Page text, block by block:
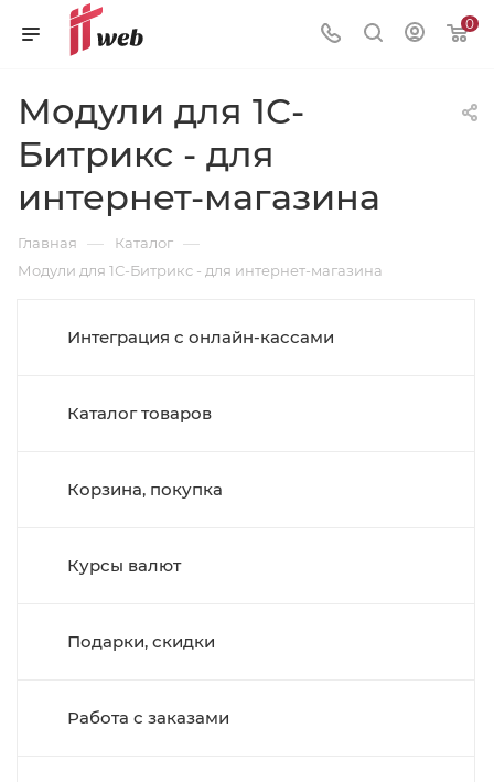
0
Модули для 1С-
Битрикс - для
интернет-магазина
Главная — Каталог —
Модули для 1С-Битрикс - для интернет-магазина
Интеграция с онлайн-кассами
Каталог товаров
Корзина, покупка
Курсы валют
Подарки, скидки
Работа с заказами